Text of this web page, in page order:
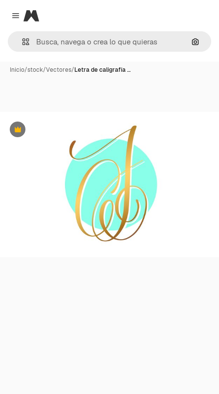
Close menu
Magnific
Inicio/stock/Vectores/Letra de caligrafía …
Premium